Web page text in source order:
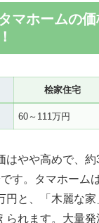
マホームの
桧家住宅
60～111万円
はやや高めで、
す。タマホーム
円と、「木麗な
られます。大量